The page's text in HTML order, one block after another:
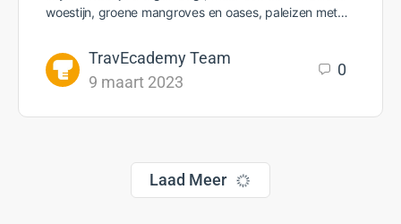
woestijn, groene mangroves en oases, paleizen met…
TravEcademy Team
9 maart 2023
0